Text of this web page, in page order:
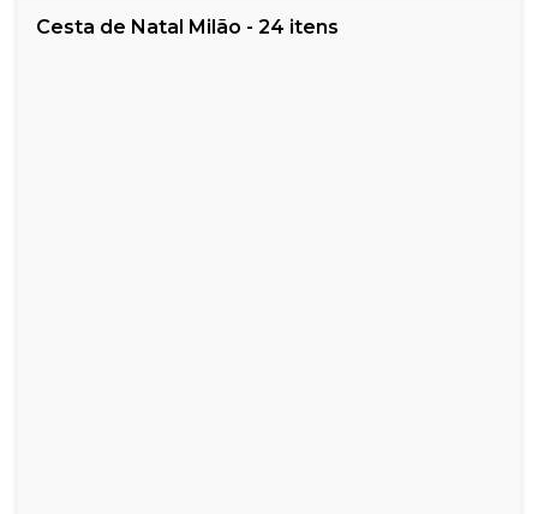
Cesta de Natal Milão - 24 itens